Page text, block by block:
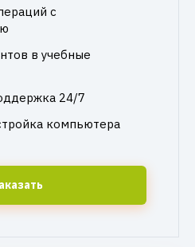
с
в учебные
24/7
компьютера